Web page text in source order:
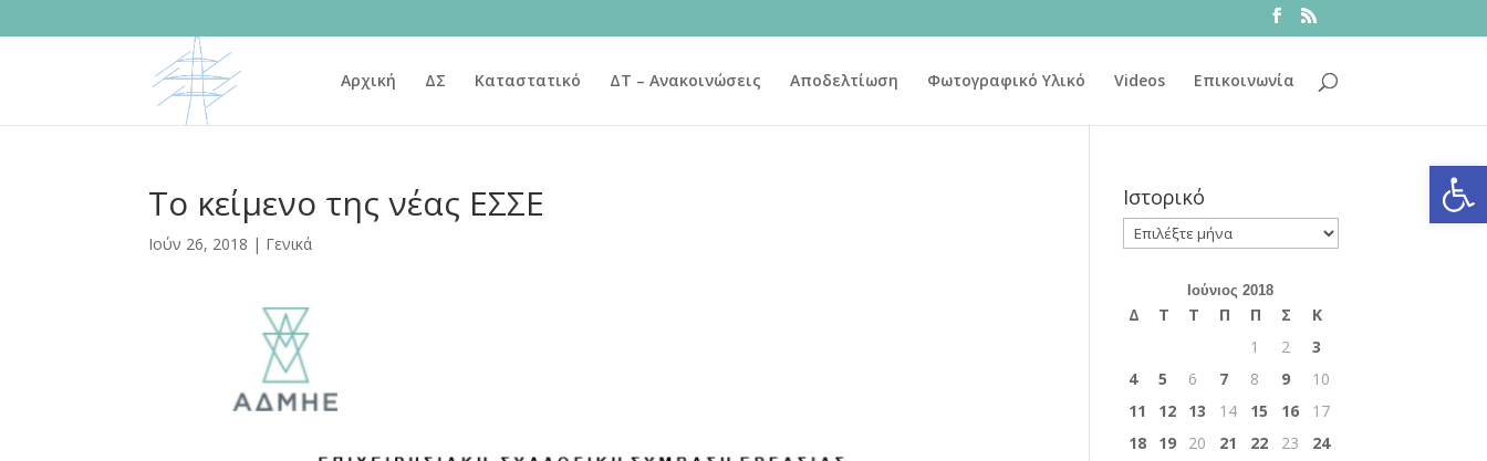
Αρχική ΔΣ Καταστατικό ΔΤ – Ανακοινώσεις Αποδελτίωση Φωτογραφικό Υλικό Videos Επικοινωνία
Το κείμενο της νέας ΕΣΣΕ
Ιούν 26, 2018 | Γενικά
Ιστορικό
Ιστορικό
Ιούνιος 2018
Δ Τ Τ Π Π Σ
Κ
1
2
3
4
5 6 7 8 9
10
11
12 13 14 15 16
17
18
19 20 21 22 23
24